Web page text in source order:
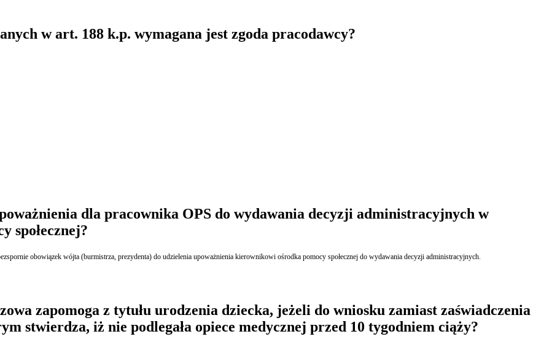
w art. 188 k.p. wymagana jest zgoda pracodawcy?
dla pracownika OPS do wydawania decyzji administracyjnych w
społecznej?
obowiązek wójta (burmistrza, prezydenta) do udzielenia upoważnienia kierownikowi ośrodka pomocy społecznej do wydawania decyzji administracyjnych.
zapomoga z tytułu urodzenia dziecka, jeżeli do wniosku zamiast zaświadczenia
stwierdza, iż nie podlegała opiece medycznej przed 10 tygodniem ciąży?